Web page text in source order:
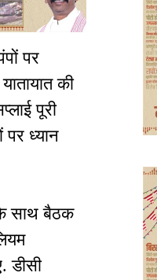
पर
की
पूरी
ध्यान
के साथ बैठक
डीसी